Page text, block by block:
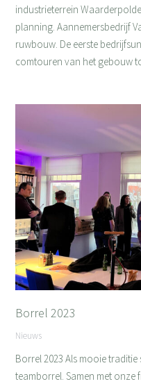
industrieterrein
planning. Aannemersbedrijf
ruwbouw. De eerste
comtouren van het gebouw
Borrel 2023
Nieuws
Borrel 2023 Als mooie
teamborrel. Samen met onze